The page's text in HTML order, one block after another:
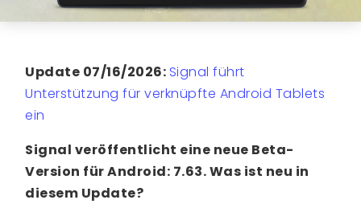
Update 07/16/2026: Signal führt
Unterstützung für verknüpfte Android Tablets
ein
Signal veröffentlicht eine neue Beta-
Version für Android: 7.63. Was ist neu in
diesem Update?